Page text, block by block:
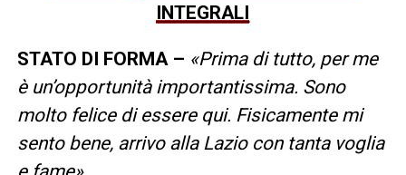
INTEGRALI
STATO DI FORMA – «Prima di tutto, per me
è un’opportunità importantissima. Sono
molto felice di essere qui. Fisicamente mi
sento bene, arrivo alla Lazio con tanta voglia